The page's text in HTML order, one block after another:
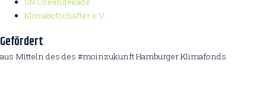
Klimabotschafter e.V.
Gefördert
aus Mitteln des des #moinzukunft Hamburger Klimafonds